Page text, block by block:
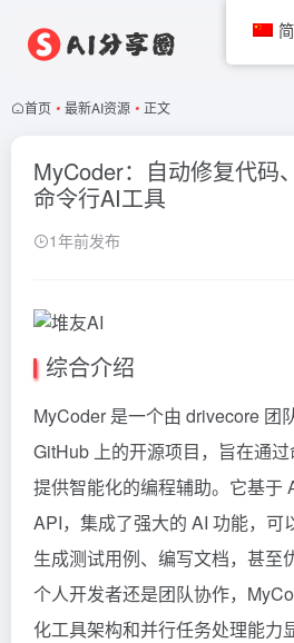
首页 • 最新AI资源 • 正文
MyCoder：自动修复代码
命令行AI工具
1年前发布
综合介绍
MyCoder 是一个由 drivecore 团
GitHub 上的开源项目，旨在通
提供智能化的编程辅助。它基于
API，集成了强大的 AI 功能，可
生成测试用例、编写文档，甚至
个人开发者还是团队协作，
化工具架构和并行任务处理能力